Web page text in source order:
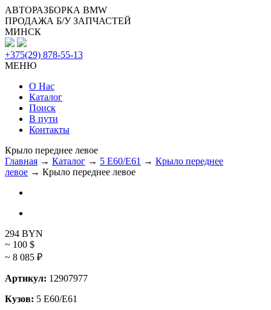
АВТОРАЗБОРКА BMW
ПРОДАЖА Б/У ЗАПЧАСТЕЙ
МИНСК
+375(29) 878-55-13
МЕНЮ
О Нас
Каталог
Поиск
В пути
Контакты
Крыло переднее левое
Главная → Каталог → 5 E60/E61 → Крыло переднее
левое → Крыло переднее левое
294 BYN
~ 100 $
~ 8 085 ₽
Артикул: 12907977
Кузов: 5 E60/E61